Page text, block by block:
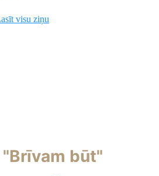
visu ziņu
būt"